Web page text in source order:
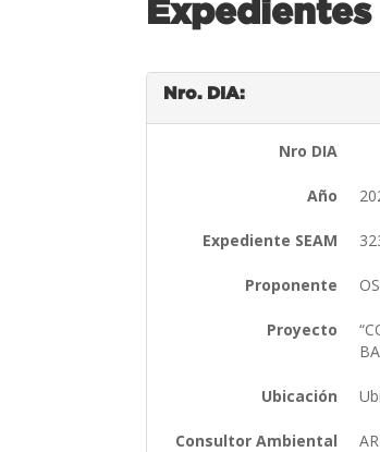
Expedientes
Nro. DIA:
Nro DIA
Año
Expediente SEAM
Proponente
Proyecto
Ubicación
Consultor Ambiental